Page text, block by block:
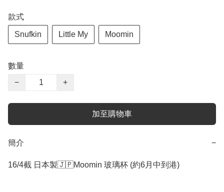
款式
Snufkin Little My Moomin
數量
−
+
加至購物車
簡介 −
16/4截 日本製🇯🇵Moomin 玻璃杯 (約6月中到港)